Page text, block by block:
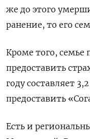
же до этого
ранение, то его
Кроме того,
предоставить
году составляет
предоставить
Есть и